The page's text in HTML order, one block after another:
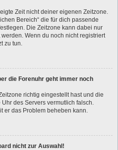
Zeit nicht deiner eigenen Zeitzone.
Bereich“ die für dich passende
Die Zeitzone kann dabei nur
Wenn du noch nicht registriert
zu tun.
die Forenuhr geht immer noch
richtig eingestellt hast und die
des Servers vermutlich falsch.
er das Problem beheben kann.
nicht zur Auswahl!